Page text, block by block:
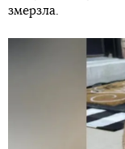
змерзла.